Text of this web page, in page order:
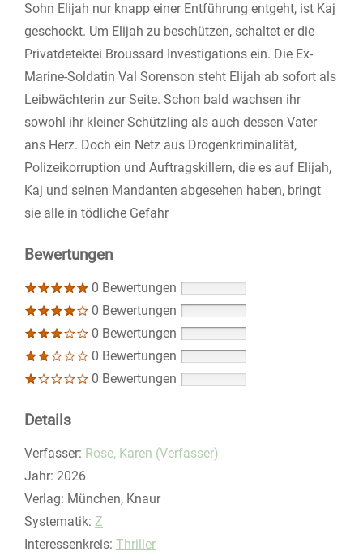
Sohn Elijah nur knapp einer Entführung entgeht, ist Kaj
geschockt. Um Elijah zu beschützen, schaltet er die
Privatdetektei Broussard Investigations ein. Die Ex-
Marine-Soldatin Val Sorenson steht Elijah ab sofort als
Leibwächterin zur Seite. Schon bald wachsen ihr
sowohl ihr kleiner Schützling als auch dessen Vater
ans Herz. Doch ein Netz aus Drogenkriminalität,
Polizeikorruption und Auftragskillern, die es auf Elijah,
Kaj und seinen Mandanten abgesehen haben, bringt
sie alle in tödliche Gefahr
Bewertungen
0 Bewertungen
0 Bewertungen
0 Bewertungen
0 Bewertungen
0 Bewertungen
Details
Verfasser: Suche nach diesem Verfasser
Rose, Karen (Verfasser)
Jahr: 2026
Verlag: München, Knaur
opens in new tab
Diesen Link in neuem Tab öffnen
Systematik: Suche nach dieser Systematik
Z
Interessenkreis: Suche nach diesem Interessenskreis
Thriller